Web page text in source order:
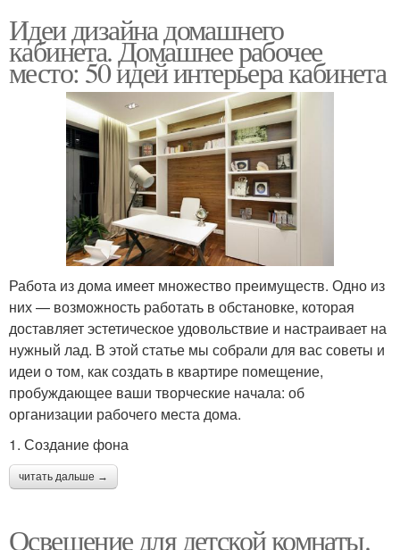
Идеи дизайна домашнего
кабинета. Домашнее рабочее
место: 50 идей интерьера кабинета
Работа из дома имеет множество преимуществ. Одно из
них — возможность работать в обстановке, которая
доставляет эстетическое удовольствие и настраивает на
нужный лад. В этой статье мы собрали для вас советы и
идеи о том, как создать в квартире помещение,
пробуждающее ваши творческие начала: об
организации рабочего места дома.
1. Создание фона
читать дальше →
Освещение для детской комнаты.